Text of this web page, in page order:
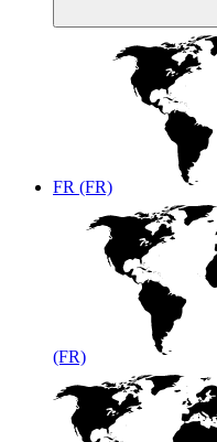
FR (FR)
(FR)